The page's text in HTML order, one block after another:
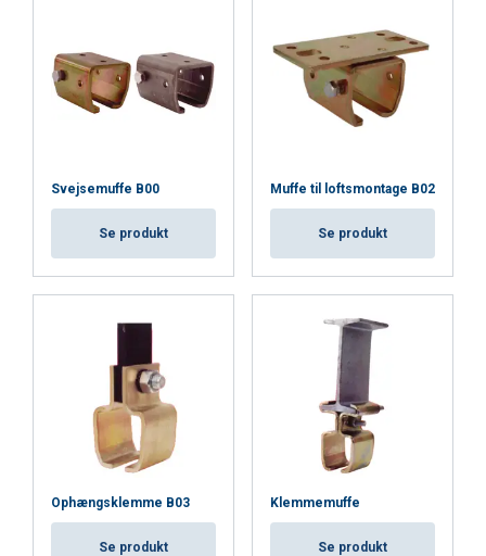
Svejsemuffe B00
Se produkt
Muffe til loftsmontage B02
Se produkt
Ophængsklemme B03
Se produkt
Klemmemuffe
Se produkt
oplysninger, som du har givet dem, eller som de
har indsamlet fra din brug af deres tjenester.
Privatlivspolitik